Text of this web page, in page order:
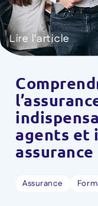
Lire l'article
agents et
assurance
Assurance